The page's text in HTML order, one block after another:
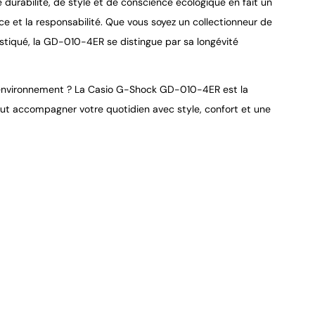
et la responsabilité. Que vous soyez un collectionneur de
la GD-010-4ER se distingue par sa longévité
? La Casio G-Shock GD-010-4ER est la
accompagner votre quotidien avec style, confort et une